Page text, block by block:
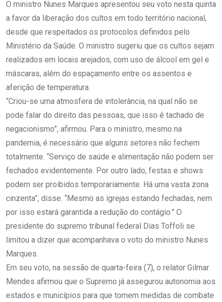
O ministro Nunes Marques apresentou seu voto nesta quinta
a favor da liberação dos cultos em todo território nacional,
desde que respeitados os protocolos definidos pelo
Ministério da Saúde. O ministro sugeriu que os cultos sejam
realizados em locais arejados, com uso de álcool em gel e
máscaras, além do espaçamento entre os assentos e
aferição de temperatura.
“Criou-se uma atmosfera de intolerância, na qual não se
pode falar do direito das pessoas, que isso é tachado de
negacionismo”, afirmou. Para o ministro, mesmo na
pandemia, é necessário que alguns setores não fechem
totalmente. “Serviço de saúde e alimentação não podem ser
fechados evidentemente. Por outro lado, festas e shows
podem ser proibidos temporariamente. Há uma vasta zona
cinzenta”, disse. “Mesmo as igrejas estando fechadas, nem
por isso estará garantida a redução do contágio.” O
presidente do supremo tribunal federal Dias Toffoli se
limitou a dizer que acompanhava o voto do ministro Nunes
Marques.
Em seu voto, na sessão de quarta-feira (7), o relator Gilmar
Mendes afirmou que o Supremo já assegurou autonomia aos
estados e municípios para que tomem medidas de combate